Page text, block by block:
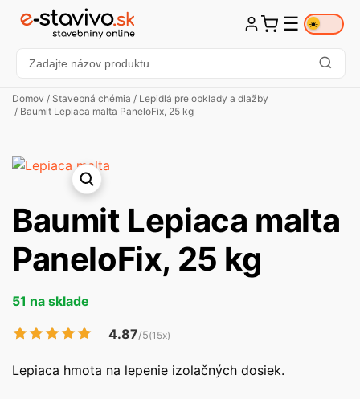
☰ ☀️
Domov / Stavebná chémia / Lepidlá pre obklady a dlažby
/ Baumit Lepiaca malta PaneloFix, 25 kg
Baumit Lepiaca malta
PaneloFix, 25 kg
51 na sklade
4.87/5(15x)
Lepiaca hmota na lepenie izolačných dosiek.